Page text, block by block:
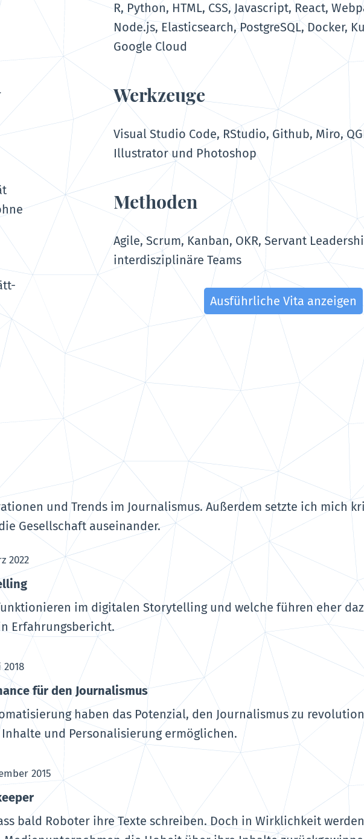
R, Python, HTML, CSS, Javascript, React,
Node.js, Elasticsearch, PostgreSQL, Docker,
Google Cloud
Werkzeuge
Visual Studio Code, RStudio, Github, Miro,
Illustrator und Photoshop
Methoden
Agile, Scrum, Kanban, OKR, Servant
interdisziplinäre Teams
Ausführliche Vita anzeigen
und Trends im Journalismus. Außerdem setzte ich mich
Gesellschaft auseinander.
2022
im digitalen Storytelling und welche führen eher
Erfahrungsbericht.
2018
für den Journalismus
haben das Potenzial, den Journalismus zu
und Personalisierung ermöglichen.
2015
bald Roboter ihre Texte schreiben. Doch in Wirklichkeit